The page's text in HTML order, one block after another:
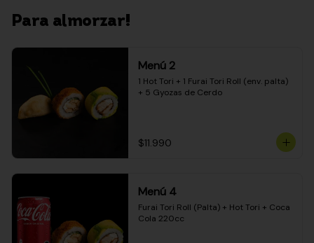
Para almorzar!
Menú 2
1 Hot Tori + 1 Furai Tori Roll (env. palta)
+ 5 Gyozas de Cerdo
$11.990
Menú 4
Furai Tori Roll (Palta) + Hot Tori + Coca
Cola 220cc